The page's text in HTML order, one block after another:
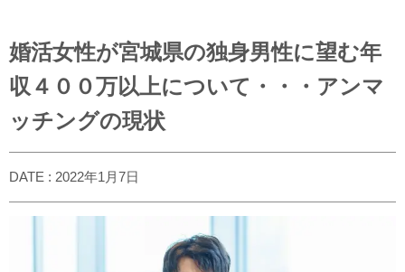
婚活女性が宮城県の独身男性に望む年
収４００万以上について・・・アンマ
ッチングの現状
DATE : 2022年1月7日